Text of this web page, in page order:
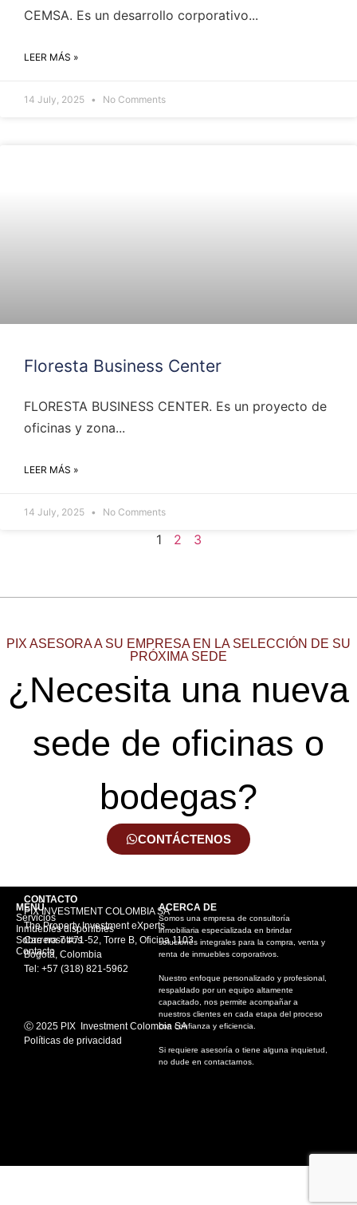
CEMSA. Es un desarrollo corporativo...
LEER MÁS »
14 July, 2025 No Comments
Floresta Business Center
FLORESTA BUSINESS CENTER. Es un proyecto de
oficinas y zona...
LEER MÁS »
14 July, 2025 No Comments
1 2 3
PIX ASESORA A SU EMPRESA EN LA SELECCIÓN DE SU
PRÓXIMA SEDE
¿Necesita una nueva
sede de oficinas o
bodegas?
CONTÁCTENOS
MENÚ
Servicios
Inmuebles disponibles
Sobre nosotros
Contacto
ACERCA DE
Somos una empresa de consultoría
inmobiliaria especializada en brindar
soluciones integrales para la compra, venta y
renta de inmuebles corporativos.
Nuestro enfoque personalizado y profesional,
respaldado por un equipo altamente
capacitado, nos permite acompañar a
nuestros clientes en cada etapa del proceso
con confianza y eficiencia.
Si requiere asesoría o tiene alguna inquietud,
no dude en contactarnos.
CONTACTO
PIX INVESTMENT COLOMBIA SA
The Property Investment eXperts
Carrera 7 #71-52, Torre B, Oficina 1103
Bogotá, Colombia
Tel: +57 (318) 821-5962
Ⓒ 2025 PIX Investment Colombia SA
Políticas de privacidad